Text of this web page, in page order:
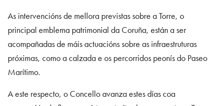
As intervencións de mellora previstas sobre a Torre, o
principal emblema patrimonial da Coruña, están a ser
acompañadas de máis actuacións sobre as infraestruturas
próximas, como a calzada e os percorridos peonís do Paseo
Marítimo.
A este respecto, o Concello avanza estes días coa